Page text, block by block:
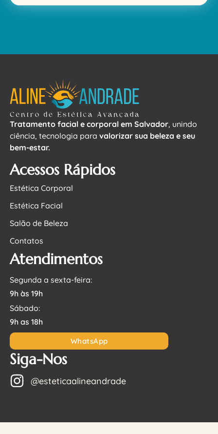
Tratamento facial e corporal em Salvador, unindo
ciência, tecnologia para valorizar sua beleza e seu
bem-estar.
Acessos Rápidos
Estética Corporal
Estética Facial
Salão de Beleza
Contatos
Atendimentos
Segunda a sexta-feira:
9h às 19h
Sábado:
9h as 18h
WhatsApp
Siga-Nos
@esteticaalineandrade